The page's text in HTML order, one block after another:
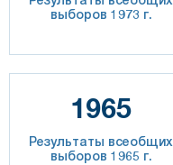
выборов 1973 г.
1965
Результаты всеобщих
выборов 1965 г.